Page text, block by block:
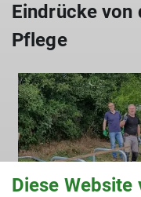
Eindrücke von
Pflege
Diese